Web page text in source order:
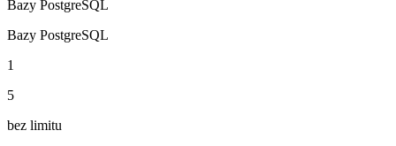
Bazy PostgreSQL
Bazy PostgreSQL
1
5
bez limitu